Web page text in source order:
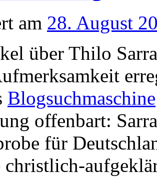
am 28. August
über Thilo
Blogsuchmaschine
offenbart:
für
christlich-